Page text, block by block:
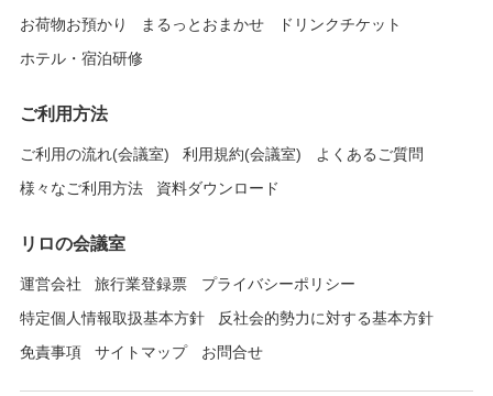
お荷物お預かり
まるっとおまかせ
ドリンクチケット
ホテル・宿泊研修
ご利用方法
ご利用の流れ(会議室) 利用規約(会議室)
よくあるご質問
様々なご利用方法
資料ダウンロード
リロの会議室
運営会社 旅行業登録票
プライバシーポリシー
特定個人情報取扱基本方針
反社会的勢力に対する基本方針
免責事項
サイトマップ お問合せ